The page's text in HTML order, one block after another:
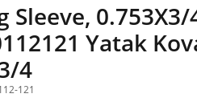
Sleeve, 0.753X3/
Yatak
4
121